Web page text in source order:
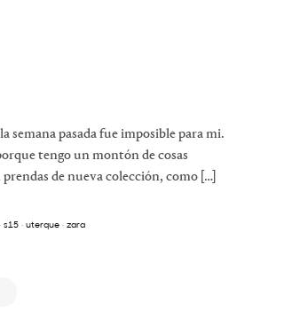
semana pasada fue imposible para mi.
tengo un montón de cosas
de nueva colección, como […]
· s15 · uterque · zara